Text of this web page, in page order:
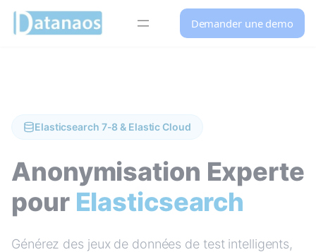
Demander une demo
Elasticsearch 7-8 & Elastic Cloud
Anonymisation Experte
pour Elasticsearch
Générez des jeux de données de test intelligents,
Panneau de gestion des cookies